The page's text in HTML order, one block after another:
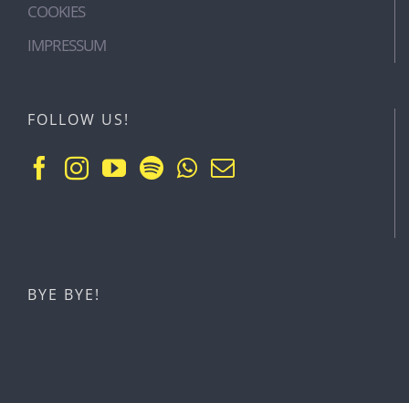
COOKIES
IMPRESSUM
FOLLOW US!
BYE BYE!